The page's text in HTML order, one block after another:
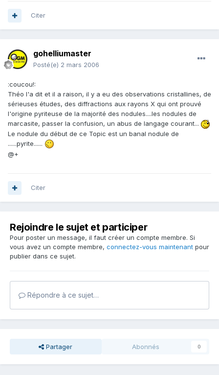
Citer
gohelliumaster
Posté(e) 2 mars 2006
:coucou!:
Théo l'a dit et il a raison, il y a eu des observations cristallines, de
sérieuses études, des diffractions aux rayons X qui ont prouvé
l'origine pyriteuse de la majorité des nodules....les nodules de
marcasite, passer la confusion, un abus de langage courant...
Le nodule du début de ce Topic est un banal nodule de
......pyrite......
@+
Citer
Rejoindre le sujet et participer
Pour poster un message, il faut créer un compte membre. Si
vous avez un compte membre, connectez-vous maintenant pour
publier dans ce sujet.
Répondre à ce sujet…
Partager Abonnés 0